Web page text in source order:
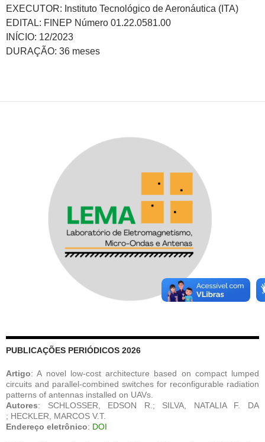
EXECUTOR: Instituto Tecnológico de Aeronáutica (ITA)
EDITAL: FINEP Número 01.22.0581.00
INÍCIO: 12/2023
DURAÇÃO: 36 meses
PUBLICAÇÕES PERIÓDICOS 2026
Artigo: A novel low-cost architecture based on compact lumped
circuits and parallel-combined switches for reconfigurable radiation
patterns of antennas installed on UAVs.
Autores: SCHLOSSER, EDSON R.; SILVA, NATALIA F. DA
; HECKLER, MARCOS V.T.
Endereço eletrônico: DOI